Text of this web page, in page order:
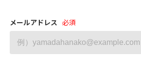
メールアドレス